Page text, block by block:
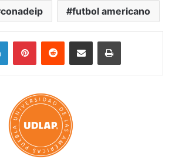
conadeip futbol americano
LinkedInPinterestReddit Share via Email Print